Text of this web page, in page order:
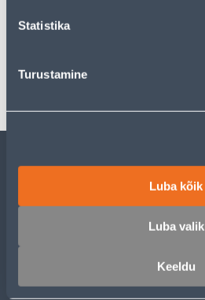
Statistika
Turustamine
Luba kõik
Luba valik
Keeldu
Spetsifikatsioon
Transport